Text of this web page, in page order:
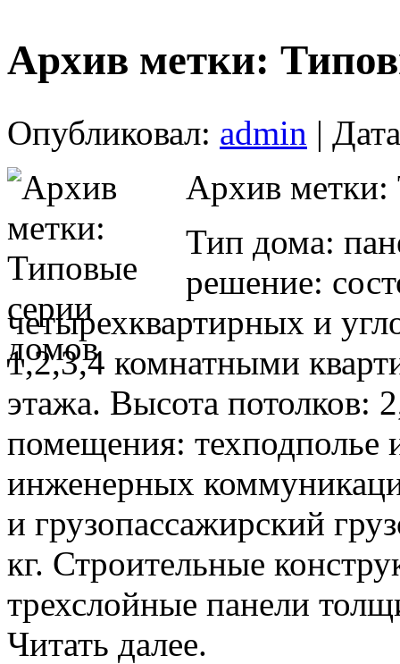
Архив метки:
Опубликовал: admin |
Архив метки:
Тип дома:
решение:
четырехквартирных и
1,2,3,4 комнатными
этажа. Высота потолков:
помещения: техподполье
инженерных
и грузопассажирский
кг. Строительные
трехслойные панели
Читать далее.